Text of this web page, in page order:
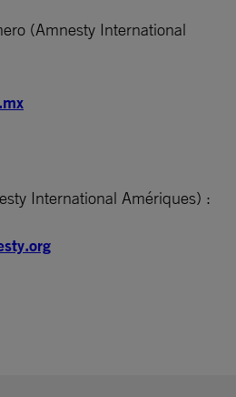
(Amnesty International
International Amériques) :